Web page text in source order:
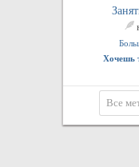
Хочешь
Все